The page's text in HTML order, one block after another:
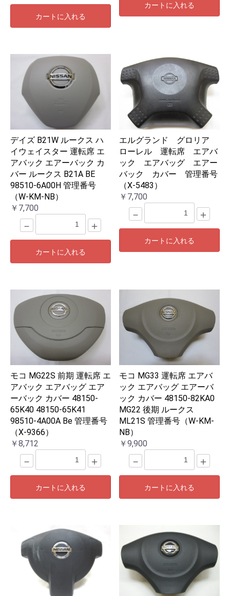
カートに入れる
カートに入れる
デイズ B21W ルークス ハ
イウェイスター 運転席 エ
アバック エアーバック カ
バー ルークス B21A BE
98510-6A00H 管理番号
（W-KM-NB）
￥7,700
－ ＋
カートに入れる
エルグランド グロリア
ローレル 運転席 エアバ
ック エアバッグ エアー
バック カバー 管理番号
（X-5483）
￥7,700
－ ＋
カートに入れる
モコ MG22S 前期 運転席 エ
アバック エアバッグ エア
ーバック カバー 48150-
65K40 48150-65K41
98510-4A00A Be 管理番号
（X-9366）
￥8,712
－ ＋
カートに入れる
モコ MG33 運転席 エアバ
ック エアバッグ エアーバ
ック カバー 48150-82KA0
MG22 後期 ルークス
ML21S 管理番号（W-KM-
NB）
￥9,900
－ ＋
カートに入れる